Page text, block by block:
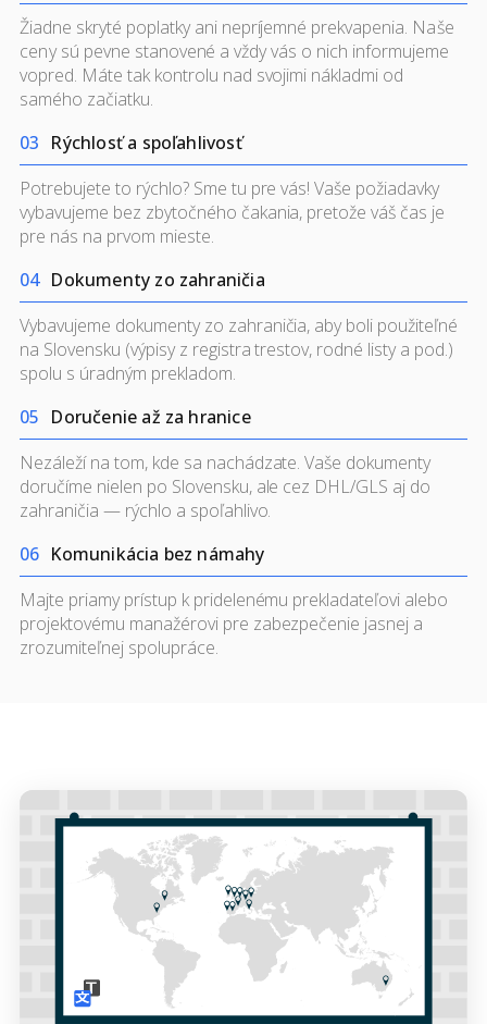
Žiadne skryté poplatky ani nepríjemné prekvapenia. Naše
cenysú pevne stanovené a vždy vás o nich informujeme
vopred. Máte tak kontrolu nad svojimi nákladmi od
samého začiatku.
03 Rýchlosť a spoľahlivosť
Potrebujete to rýchlo? Sme tu pre vás! Vaše požiadavky
vybavujeme bez zbytočného čakania, pretože váš čas je
pre nás na prvom mieste.
04 Dokumenty zo zahraničia
Vybavujeme dokumenty zo zahraničia, aby boli použiteľné
na Slovensku (výpisy z registra trestov, rodné listy a pod.)
spolu s úradným prekladom.
05 Doručenie až za hranice
Nezáleží na tom, kde sa nachádzate. Vaše dokumenty
doručíme nielen po Slovensku, ale cez DHL/GLS aj do
zahraničia — rýchlo a spoľahlivo.
06 Komunikácia bez námahy
Majte priamy prístup k pridelenému prekladateľovi alebo
projektovému manažérovi pre zabezpečenie jasnej a
zrozumiteľnej spolupráce.